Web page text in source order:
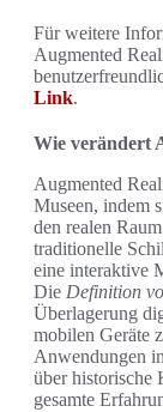
Für weitere
Augmented
Link.
Wie verändert
Augmented
Museen, indem
den realen
traditionelle
eine interaktive
Die Definition
Überlagerung
mobilen Geräte
Anwendungen
über historische
gesamte